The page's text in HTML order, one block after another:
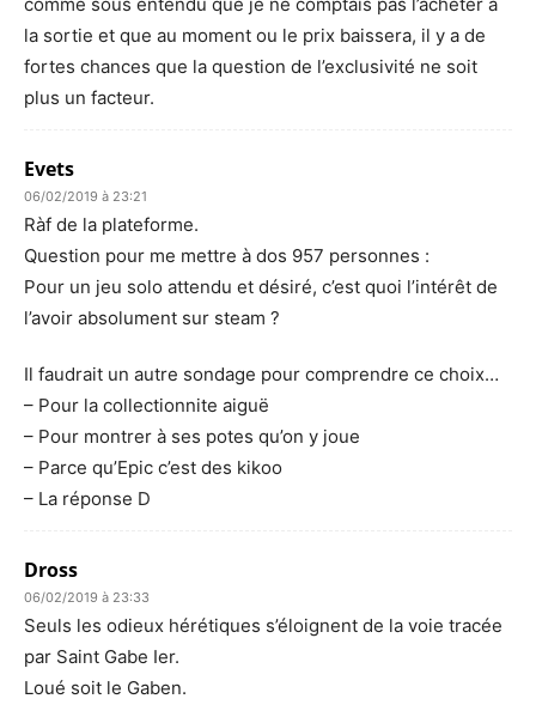
la sortie et que au moment ou le prix baissera, il y a de
fortes chances que la question de l’exclusivité ne soit
plus un facteur.
Evets
06/02/2019 à 23:21
Ràf de la plateforme.
Question pour me mettre à dos 957 personnes :
Pour un jeu solo attendu et désiré, c’est quoi l’intérêt de
l’avoir absolument sur steam ?
Il faudrait un autre sondage pour comprendre ce choix…
– Pour la collectionnite aiguë
– Pour montrer à ses potes qu’on y joue
– Parce qu’Epic c’est des kikoo
– La réponse D
Dross
06/02/2019 à 23:33
Seuls les odieux hérétiques s’éloignent de la voie tracée
par Saint Gabe Ier.
Loué soit le Gaben.